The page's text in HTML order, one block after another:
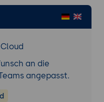
an die
angepasst.